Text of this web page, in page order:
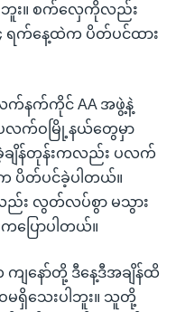
ဘူး။ စက်လှေကိုလည်း
ရက်နေ့ထဲက ပိတ်ပင်ထား
က်နက်ကိုင် AA အဖွဲ့နဲ့
ပလက်ဝမြို့နယ်တွေမှာ
ချိန်တုန်းကလည်း ပလက်
ပိတ်ပင်ခဲ့ပါတယ်။
ည်း လွတ်လပ်စွာ မသွား
ြောပါတယ်။
နော်တို့ ဒီနေ့ဒီအချိန်ထိ
ရှိသေးပါဘူး။ သူတို့